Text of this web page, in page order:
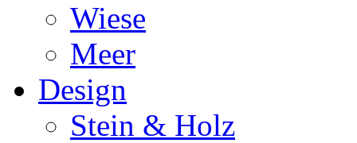
Wiese
Meer
Design
Stein & Holz